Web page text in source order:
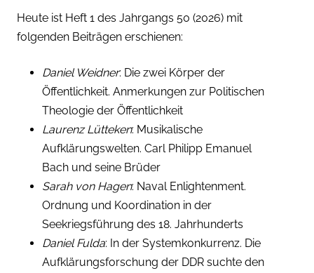
Heute ist Heft 1 des Jahrgangs 50 (2026) mit
folgenden Beiträgen erschienen:
Daniel Weidner: Die zwei Körper der
Öffentlichkeit. Anmerkungen zur Politischen
Theologie der Öffentlichkeit
Laurenz Lütteken: Musikalische
Aufklärungswelten. Carl Philipp Emanuel
Bach und seine Brüder
Sarah von Hagen: Naval Enlightenment.
Ordnung und Koordination in der
Seekriegsführung des 18. Jahrhunderts
Daniel Fulda: In der Systemkonkurrenz. Die
Aufklärungsforschung der DDR suchte den